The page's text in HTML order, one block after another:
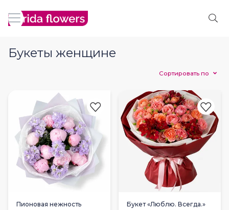
Букеты женщине
Сортировать по
Пионовая нежность Букет «Люблю. Всегда.»